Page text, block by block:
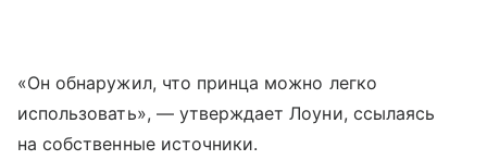
«Он обнаружил, что принца можно легко
использовать», — утверждает Лоуни, ссылаясь
на собственные источники.